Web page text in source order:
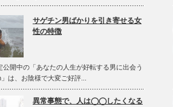
サゲチン男ばかりを引き寄せる女
性の特徴
公開中の「あなたの人生が好転する男に出会う
は、お陰様で大変ご好評...
異常事態で、人は◯◯したくなる